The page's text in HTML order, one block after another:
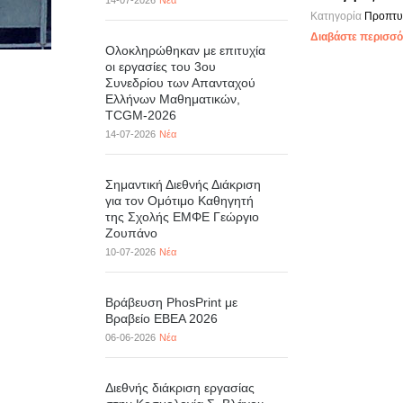
Κατηγορία
Διαβάστε
Ολοκληρώθηκαν με επιτυχία
οι εργασίες του 3ου
Συνεδρίου των Απανταχού
Ελλήνων Μαθηματικών,
TCGM-2026
14-07-2026 Νέα
Σημαντική Διεθνής Διάκριση
για τον Ομότιμο Καθηγητή
της Σχολής ΕΜΦΕ Γεώργιο
Ζουπάνο
10-07-2026 Νέα
Βράβευση PhosPrint με
Βραβείο ΕΒΕΑ 2026
06-06-2026 Νέα
Διεθνής διάκριση εργασίας